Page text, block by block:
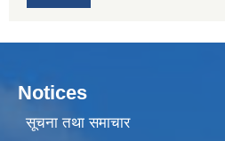
Notices
सूचना तथा समाचार